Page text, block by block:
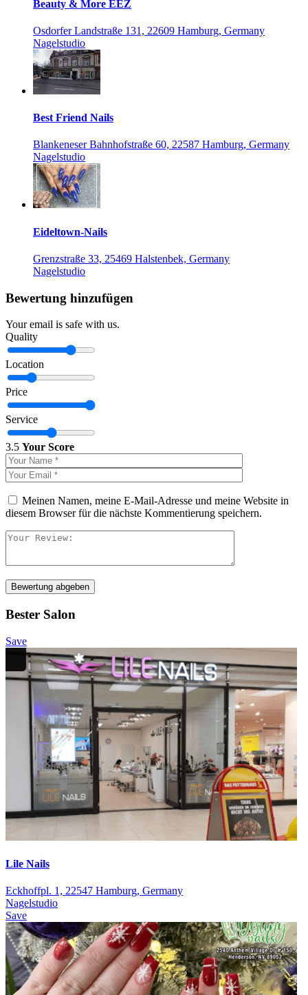
Beauty & More EEZ
Osdorfer Landstraße 131, 22609 Hamburg, Germany
Nagelstudio
Best Friend Nails
Blankeneser Bahnhofstraße 60, 22587 Hamburg, Germany
Nagelstudio
Eideltown-Nails
Grenzstraße 33, 25469 Halstenbek, Germany
Nagelstudio
Bewertung hinzufügen
Your email is safe with us.
Quality
Location
Price
Service
3.5 Your Score
Meinen Namen, meine E-Mail-Adresse und meine Website in
diesem Browser für die nächste Kommentierung speichern.
Bewertung abgeben
Bester Salon
Save
Lile Nails
Eckhoffpl. 1, 22547 Hamburg, Germany
Nagelstudio
Save